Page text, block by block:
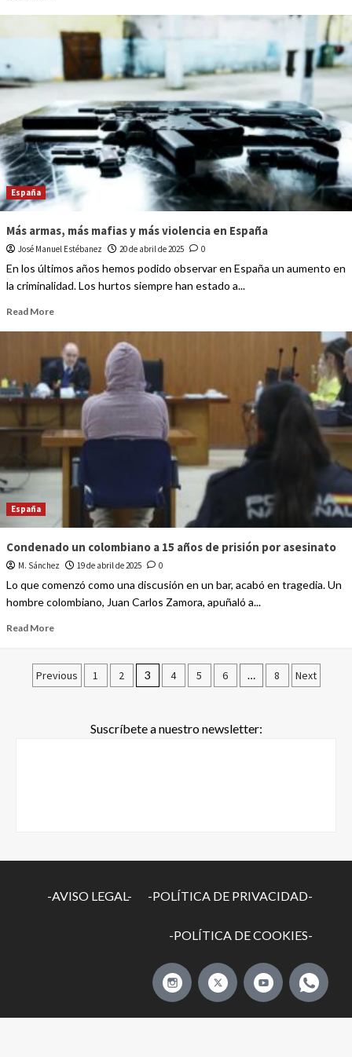
España
Más armas, más mafias y más violencia en España
José Manuel Estébanez 20 de abril de 2025 0
En los últimos años hemos podido observar en España un aumento en
la criminalidad. Los hurtos siempre han estado a...
Read More
España
Condenado un colombiano a 15 años de prisión por asesinato
M. Sánchez 19 de abril de 2025 0
Lo que comenzó como una discusión en un bar, acabó en tragedia. Un
hombre colombiano, Juan Carlos Zamora, apuñaló a...
Read More
Previous 1 2 3 4 5 6 … 8 Next
Suscríbete a nuestro newsletter:
-AVISO LEGAL- -POLÍTICA DE PRIVACIDAD-
-POLÍTICA DE COOKIES-